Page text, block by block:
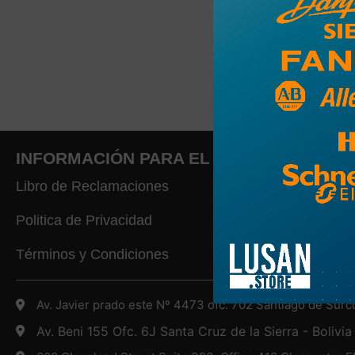
INFORMACIÓN PARA EL CLIENTE
Libro de Reclamaciones
Politica de Privacidad
Términos y Condiciones
Av. Javier prado este Nº 4473 ofc. 702 Santiago de
Av. Beni 155 Ofc. 6J Santa Cruz de la Sierra - Bolivia